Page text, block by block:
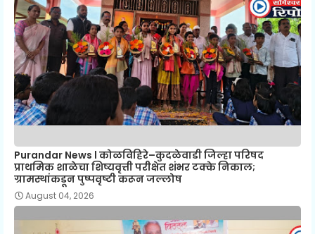
Purandar News l कोळविहिरे–कुदळेवाडी जिल्हा परिषद
प्राथमिक शाळेचा शिष्यवृत्ती परीक्षेत शंभर टक्के निकाल;
ग्रामस्थांकडून पुष्पवृष्टी करून जल्लोष
August 04, 2026